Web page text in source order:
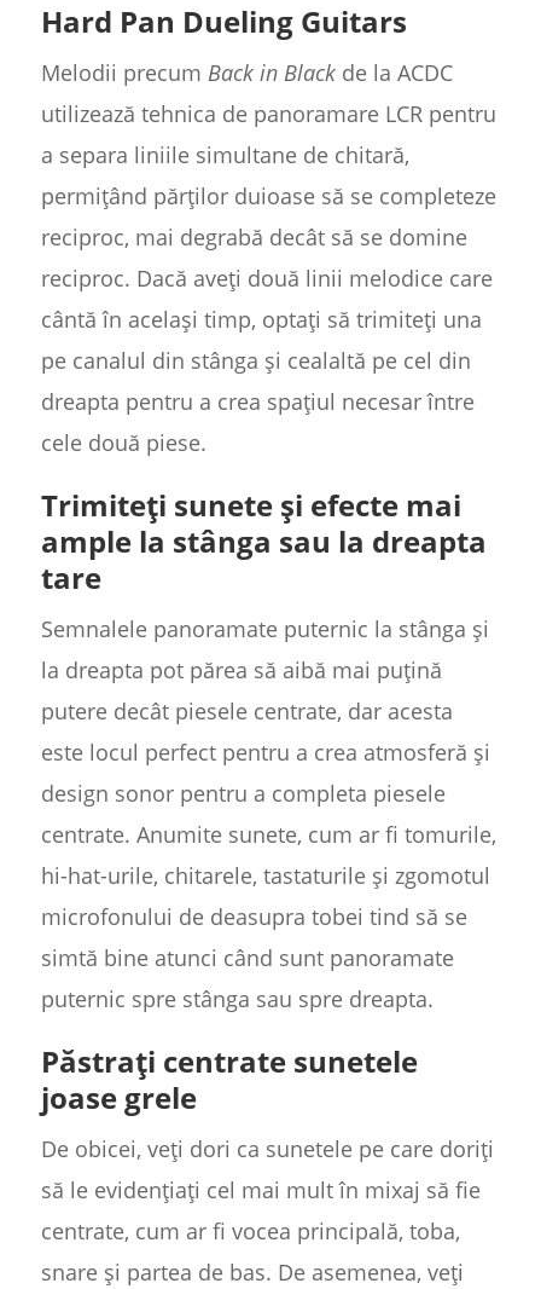
Hard Pan Dueling Guitars
Melodii precum Back in Blackde la ACDC
utilizează tehnica de panoramare LCR pentru
a separa liniile simultane de chitară,
permițând părților duioase să se completeze
reciproc, mai degrabă decât să se domine
reciproc. Dacă aveți două linii melodice care
cântă în același timp, optați să trimiteți una
pe canalul din stânga și cealaltă pe cel din
dreapta pentru a crea spațiul necesar între
cele două piese.
Trimiteți sunete și efecte mai
ample la stânga sau la dreapta
tare
Semnalele panoramate puternic la stânga și
la dreapta pot părea să aibă mai puțină
putere decât piesele centrate, dar acesta
este locul perfect pentru a crea atmosferă și
design sonor pentru a completa piesele
centrate. Anumite sunete, cum ar fi tomurile,
hi-hat-urile, chitarele, tastaturile și zgomotul
microfonului de deasupra tobei tind să se
simtă bine atunci când sunt panoramate
puternic spre stânga sau spre dreapta.
Păstrați centrate sunetele
joase grele
De obicei, veți dori ca sunetele pe care doriți
să le evidențiați cel mai mult în mixaj să fie
centrate, cum ar fi vocea principală, toba,
snare și partea de bas. De asemenea, veți